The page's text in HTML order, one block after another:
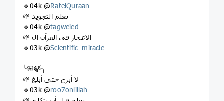
🔹04k @RatelQuraan
🌱 تعلم التجويد
🔹04k @tagweied
🌱 الاعجاز في القرآن ال
🔹03k @Scientific_miracle
╰🌸🍃╮
🌱 لا أبرح حتى أبلغ
🔹03k @roo7onlillah